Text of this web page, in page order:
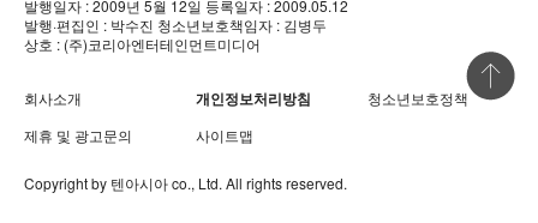
발행일자 : 2009년 5월 12일 등록일자 : 2009.05.12
발행·편집인 : 박수진 청소년보호책임자 : 김병두
상호 : (주)코리아엔터테인먼트미디어
회사소개 개인정보처리방침
청소년보호정책
제휴 및 광고문의
사이트맵
Copyright by 텐아시아co., Ltd. All rights reserved.
상단 바로